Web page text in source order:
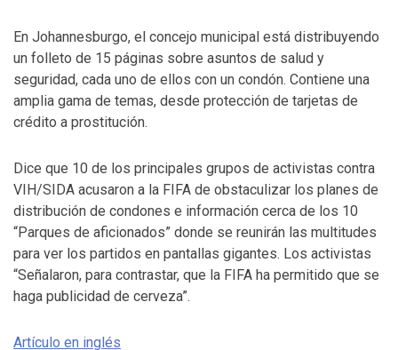
En Johannesburgo, el concejo municipal está distribuyendo
un folleto de 15 páginas sobre asuntos de salud y
seguridad, cada uno de ellos con un condón. Contiene una
amplia gama de temas, desde protección de tarjetas de
crédito a prostitución.
Dice que 10 de los principales grupos de activistas contra
VIH/SIDA acusaron a la FIFA de obstaculizar los planes de
distribución de condones e información cerca de los 10
“Parques de aficionados” donde se reunirán las multitudes
para ver los partidos en pantallas gigantes. Los activistas
“Señalaron, para contrastar, que la FIFA ha permitido que se
haga publicidad de cerveza”.
Artículo en inglés